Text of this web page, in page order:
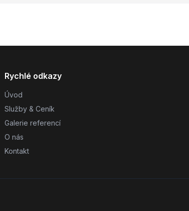
Rychlé odkazy
Úvod
Služby & Ceník
Galerie referencí
O nás
Kontakt